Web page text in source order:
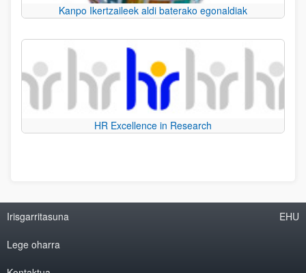
Kanpo Ikertzaileek aldi baterako egonaldiak
HR Excellence in Research
Irisgarritasuna
Lege oharra
EHU